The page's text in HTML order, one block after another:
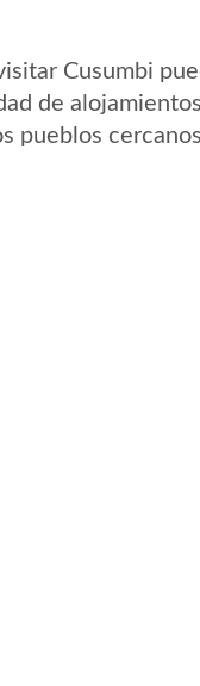
Cusumbi
de
pueblos cercanos